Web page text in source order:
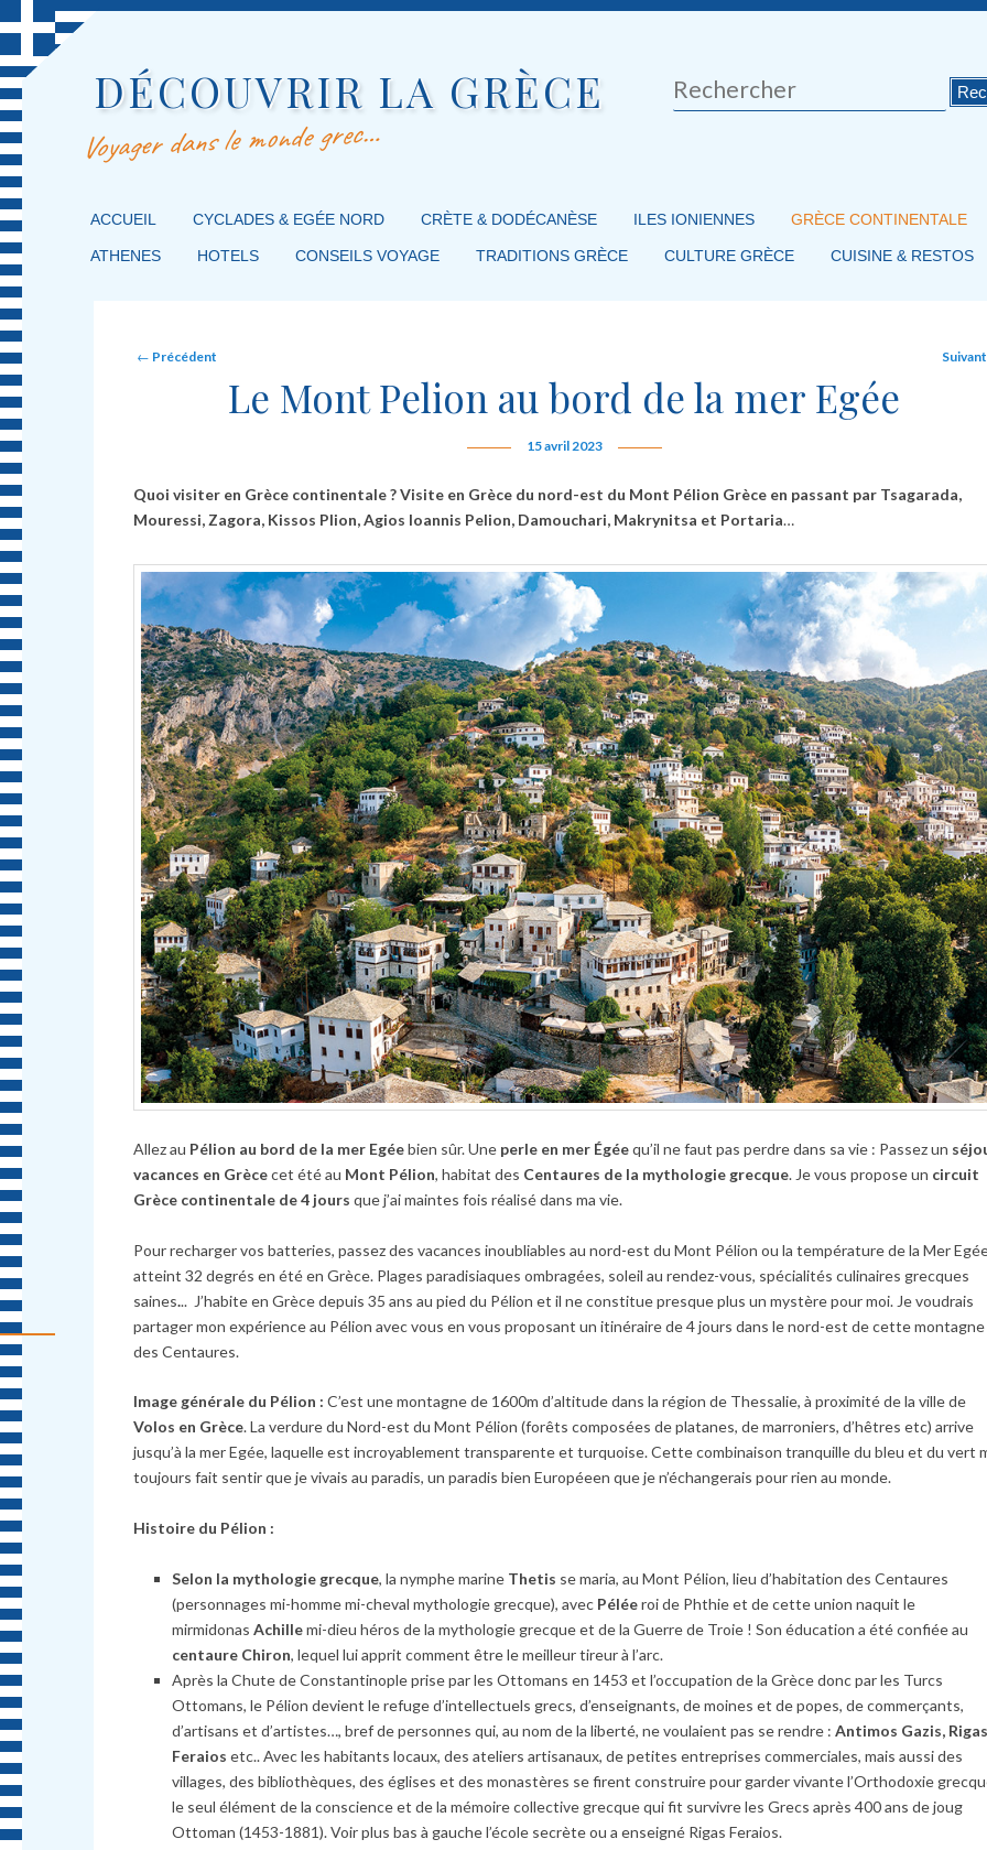
DÉCOUVRIR LA GRÈCE
Voyager dans le monde grec…
Rechercher
MENU PRINCIPAL
MASQUER LA NAVIGATION PRINCIPALE
MASQUER LA NAVIGATION SECONDAIRE
ACCUEIL CYCLADES & EGÉE NORD CRÈTE & DODÉCANÈSE ILES IONIENNES GRÈCE CONTINENTALE
ATHENES HOTELS CONSEILS VOYAGE TRADITIONS GRÈCE CULTURE GRÈCE CUISINE & RESTOS
Post navigation
← Précédent
Le Mont Pelion au bord de la mer Egée
15 avril 2023
Quoi visiter en Grèce continentale ?Visite en Grèce du nord-est du Mont Pélion Grèce en passant par Tsagarada,
Mouressi, Zagora, Kissos Plion, Agios Ioannis Pelion, Damouchari, Makrynitsa et Portaria…
Allez au Pélion au bord de la mer Egéebien sûr. Une perle en mer Égéequ’il ne faut pas perdre dans sa vie : Passez un
vacances en Grècecet été au Mont Pélion, habitat des Centaures de la mythologie grecque. Je vous propose un circuit
Grèce continentale de 4 jours que j’ai maintes fois réalisé dans ma vie.
Pour recharger vos batteries, passez des vacances inoubliables au nord-est du Mont Pélion ou la température de la Mer
atteint 32 degrés en été en Grèce. Plages paradisiaques ombragées, soleil au rendez-vous, spécialités culinaires grecques
saines... J’habite en Grèce depuis 35 ans au pied du Pélion et il ne constitue presque plus un mystère pour moi. Je voudrais
partager mon expérience au Pélion avec vous en vous proposant un itinéraire de 4 jours dans le nord-est de cette montagne
des Centaures.
Image générale du Pélion : C’est une montagne de 1600m d’altitude dans la région de Thessalie, à proximité de la ville de
Volos en Grèce. La verdure du Nord-est du Mont Pélion (forêts composées de platanes, de marroniers, d’hêtres etc) arrive
jusqu’à la mer Egée, laquelle est incroyablement transparente et turquoise. Cette combinaison tranquille du bleu et du vert
toujours fait sentir que je vivais au paradis, un paradis bien Européeen que je n’échangerais pour rien au monde.
Histoire du Pélion :
Selon la mythologie grecque, la nymphe marine Thetis se maria, au Mont Pélion, lieu d’habitation des Centaures
(personnages mi-homme mi-cheval mythologie grecque), avec Péléeroi de Phthie et de cette union naquit le
mirmidonasAchillemi-dieu héros de la mythologie grecque et de la Guerre de Troie ! Son éducation a été confiée au
centaure Chiron, lequel lui apprit comment être le meilleur tireur à l’arc.
Après la Chute de Constantinople prise par les Ottomans en 1453 et l’occupation de la Grèce donc par les Turcs
Ottomans, le Pélion devient le refuge d’intellectuels grecs, d’enseignants, de moines et de popes, de commerçants,
d’artisans et d’artistes…, bref de personnes qui, au nom de la liberté, ne voulaient pas se rendre :Antimos Gazis,
Feraios etc.. Avec les habitants locaux, des ateliers artisanaux, de petites entreprises commerciales, mais aussi des
villages, des bibliothèques, des églises et des monastères se firent construire pour garder vivante l’Orthodoxie
le seul élément de la conscience et de la mémoire collective grecque qui fit survivre les Grecs après 400 ans de joug
Ottoman (1453-1881). Voir plus bas à gauche l’école secrète ou a enseigné Rigas Feraios.